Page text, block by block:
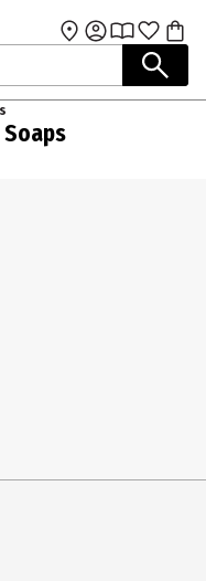
Hauptinhalt